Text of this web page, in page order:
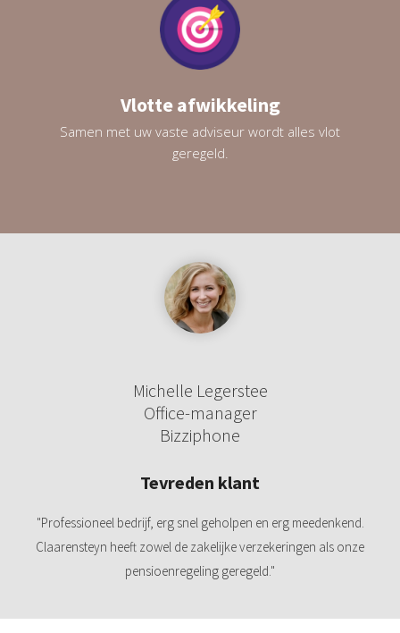
Vlotte afwikkeling
Samen met uw vaste adviseur wordt alles vlot
geregeld.
Michelle Legerstee
Office-manager
Bizziphone
Tevreden klant
"Professioneel bedrijf, erg snel geholpen en erg meedenkend.
Claarensteyn heeft zowel de zakelijke verzekeringen als onze
pensioenregeling geregeld."